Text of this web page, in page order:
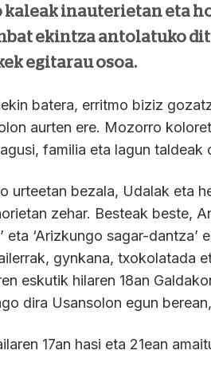
kaleak inauterietan eta
ekintza antolatuko
egitarau osoa.
batera, erritmo biziz
aurten ere. Mozorro
familia eta lagun taldeak
urteetan bezala, Udalak eta
zehar. Besteak beste,
eta ‘Arizkungo sagar-dantza’
gynkana, txokolatada
eskutik hilaren 18an
dira Usansolon egun
17an hasi eta 21ean